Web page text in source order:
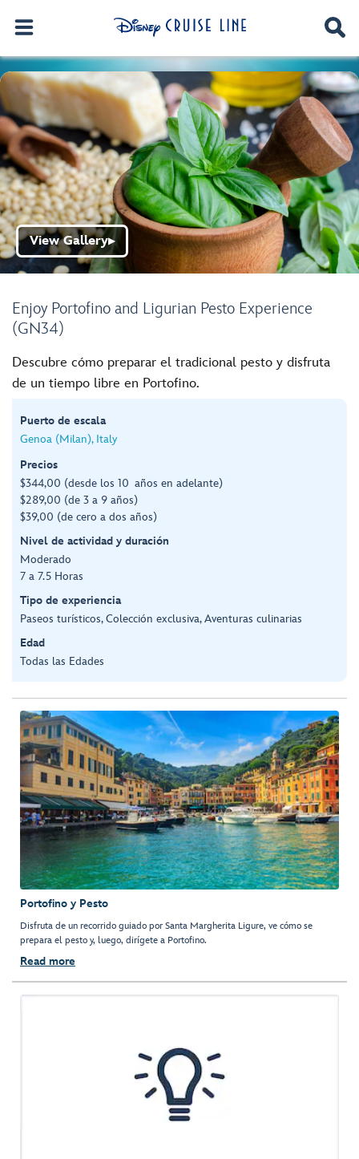
Enjoy Portofino and Ligurian Pesto Experience
(GN34)
View Gallery▶
Descubre cómo preparar el tradicional pesto y disfruta
de un tiempo libre en Portofino.
Puerto de escala
Genoa (Milan), Italy
Precios
$344,00 (desde los 10 años en adelante)
$289,00 (de 3 a 9 años)
$39,00 (de cero a dos años)
Nivel de actividad y duración
Moderado
7 a 7.5 Horas
Tipo de experiencia
Paseos turísticos, Colección exclusiva, Aventuras culinarias
Edad
Todas las Edades
Portofino y Pesto
Disfruta de un recorrido guiado por Santa Margherita Ligure, ve cómo se
prepara el pesto y, luego, dirígete a Portofino.
Read more